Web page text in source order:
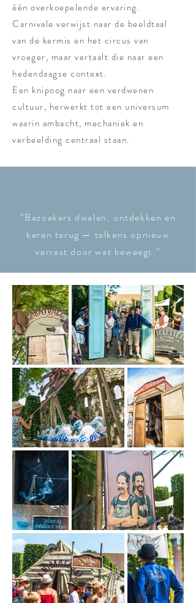
één overkoepelende ervaring.
Carnivale verwijst naar de beeldtaal
van de kermis en het circus van
vroeger, maar vertaalt die naar een
hedendaagse context.
Een knipoog naar een verdwenen
cultuur, herwerkt tot een universum
waarin ambacht, mechaniek en
verbeelding centraal staan.
“Bezoekers dwalen, ontdekken en
keren terug — telkens opnieuw
verrast door wat beweegt.”